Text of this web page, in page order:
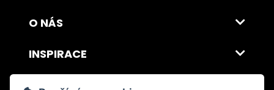
O NÁS
INSPIRACE
DOPRAVA A PLATBA